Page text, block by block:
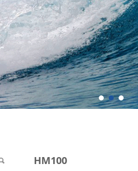
HM100